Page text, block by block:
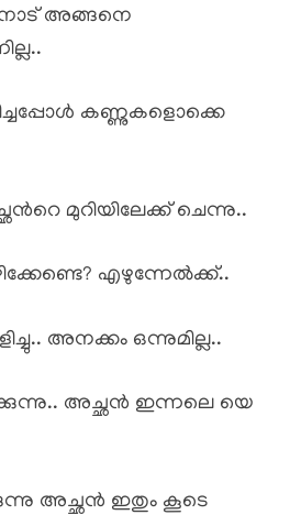
അങ്ങനെ
കണ്ണുകളൊക്കെ
മുറിയിലേക്ക് ചെന്നു..
എഴുന്നേൽക്ക്..
അനക്കം ഒന്നുമില്ല..
അച്ഛൻ ഇന്നലെ യെ
അച്ഛൻ ഇതും കൂടെ